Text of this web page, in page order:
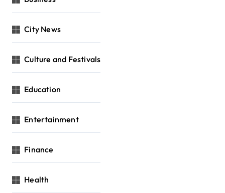
City News
Culture and Festivals
Education
Entertainment
Finance
Health